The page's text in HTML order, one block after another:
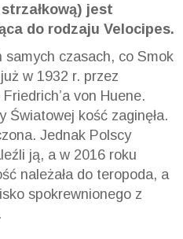
jest
do rodzaju Velocipes.
samych czasach, co Smok
w 1932 r. przez
von Huene.
Światowej kość zaginęła.
Jednak Polscy
ją, a w 2016 roku
należała do teropoda, a
spokrewnionego z